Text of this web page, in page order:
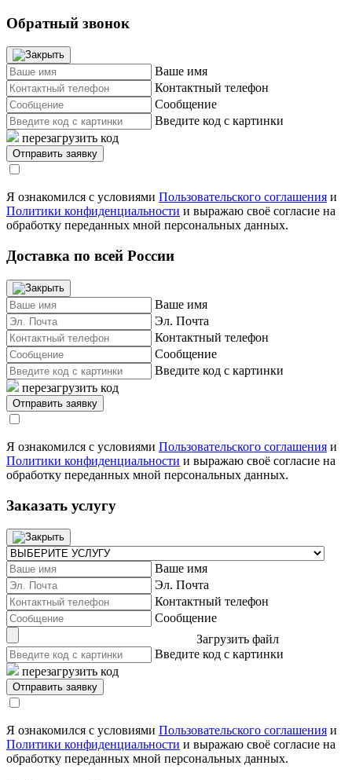
Обратный звонок
Ваше имя
Контактный телефон
Сообщение
Введите код с картинки
перезагрузить код
Я ознакомился с условиями Пользовательского соглашения и
Политики конфиденциальности и выражаю своё согласие на
обработку переданных мной персональных данных.
Доставка по всей России
Ваше имя
Эл. Почта
Контактный телефон
Сообщение
Введите код с картинки
перезагрузить код
Я ознакомился с условиями Пользовательского соглашения и
Политики конфиденциальности и выражаю своё согласие на
обработку переданных мной персональных данных.
Заказать услугу
Ваше имя
Эл. Почта
Контактный телефон
Сообщение
Загрузить файл
Введите код с картинки
перезагрузить код
Я ознакомился с условиями Пользовательского соглашения и
Политики конфиденциальности и выражаю своё согласие на
обработку переданных мной персональных данных.